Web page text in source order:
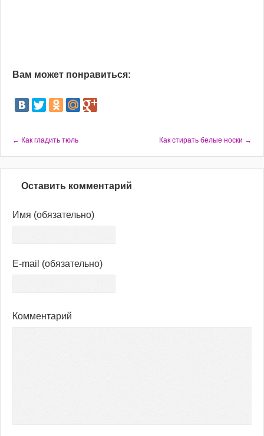
Вам может понравиться:
← Как гладить тюль Как стирать белые носки →
Оставить комментарий
Имя (обязательно)
E-mail (обязательно)
Комментарий